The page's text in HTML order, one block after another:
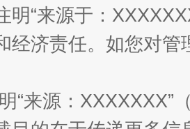
明“来源于：
经济责任。如您对
“来源：